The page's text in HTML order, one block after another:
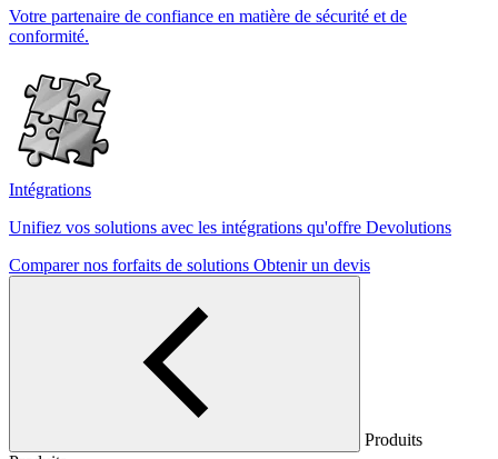
Votre partenaire de confiance en matière de sécurité et de
conformité.
Intégrations
Unifiez vos solutions avec les intégrations qu'offre Devolutions
Comparer nos forfaits de solutions Obtenir un devis
Produits